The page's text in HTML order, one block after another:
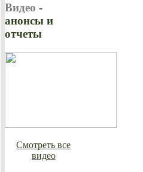
Видео -
анонсы и
отчеты
Смотреть все
видео